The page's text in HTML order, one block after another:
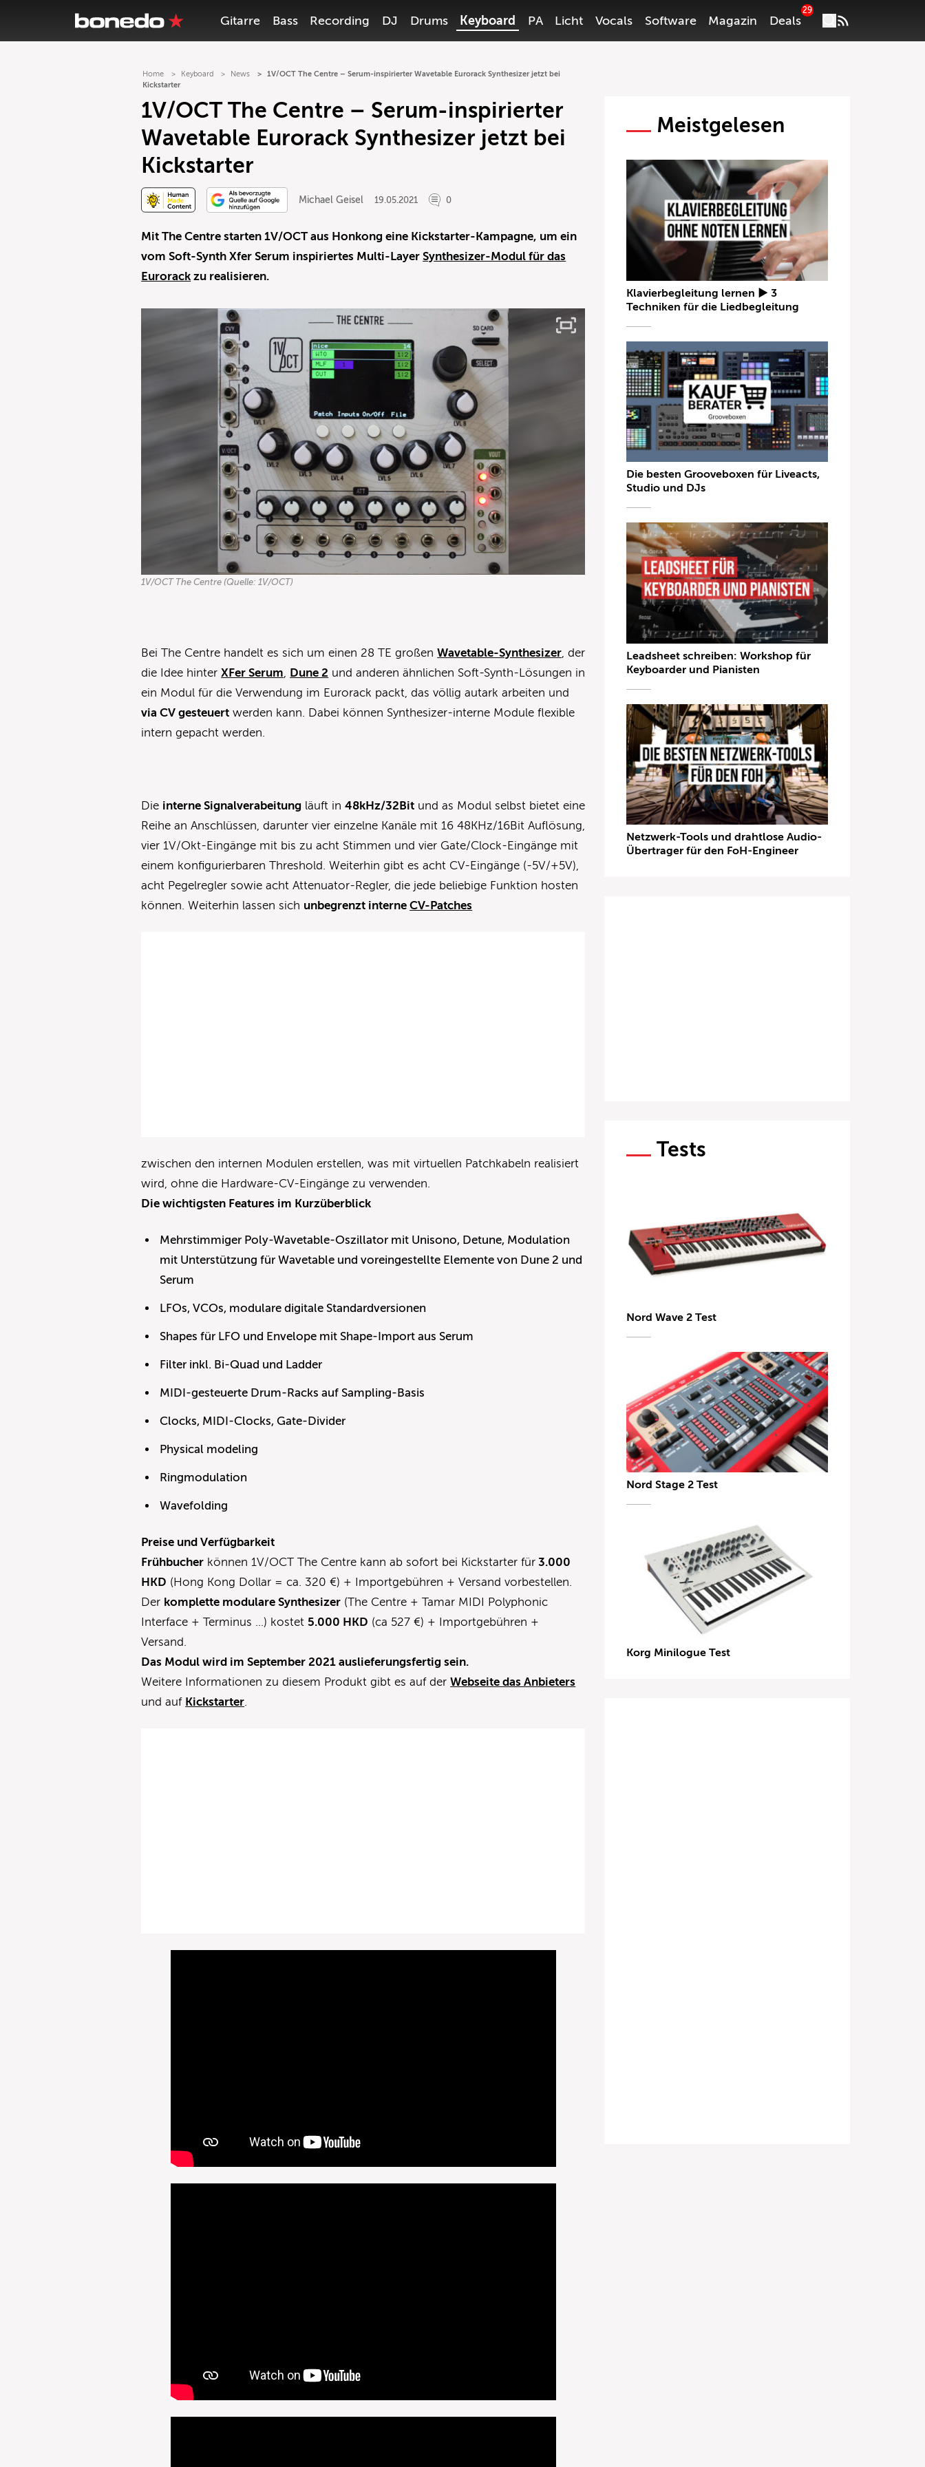
Gitarre Bass Recording DJ Drums Keyboard PA Licht Vocals Software Magazin Deals
29
Home Keyboard News
1V/OCT The Centre – Serum-inspirierter Wavetable Eurorack Synthesizer jetzt bei
Kickstarter
1V/OCT The Centre – Serum-inspirierter
Wavetable Eurorack Synthesizer jetzt bei
Kickstarter
Michael Geisel 19.05.2021 0
Mit The Centre starten 1V/OCT aus Honkong eine Kickstarter-Kampagne, um ein
vom Soft-Synth Xfer Serum inspiriertes Multi-LayerSynthesizer-Modul für das
Eurorack zu realisieren.
1V/OCT The Centre (Quelle: 1V/OCT)
Bei The Centre handelt es sich um einen 28 TE großenWavetable-Synthesizer , der
die Idee hinterXFer Serum Dune 2 und anderen ähnlichen Soft-Synth-Lösungen in
ein Modul für die Verwendung im Eurorack packt, das völlig autark arbeiten und
via CV gesteuert werden kann. Dabei können Synthesizer-interne Module flexible
intern gepacht werden.
Die interne Signalverabeitung läuft in48kHz/32Bit und as Modul selbst bietet eine
Reihe an Anschlüssen, darunter vier einzelne Kanäle mit 16 48KHz/16Bit Auflösung,
vier 1V/Okt-Eingänge mit bis zu acht Stimmen und vier Gate/Clock-Eingänge mit
einem konfigurierbaren Threshold. Weiterhin gibt es acht CV-Eingänge (-5V/+5V),
acht Pegelregler sowie acht Attenuator-Regler, die jede beliebige Funktion hosten
können. Weiterhin lassen sich unbegrenzt interneCV-Patches
zwischen den internen Modulen erstellen, was mit virtuellen Patchkabeln realisiert
wird, ohne die Hardware-CV-Eingänge zu verwenden.
Die wichtigsten Features im Kurzüberblick
Mehrstimmiger Poly-Wavetable-Oszillator mit Unisono, Detune, Modulation
mit Unterstützung für Wavetable und voreingestellte Elemente von Dune 2 und
Serum
LFOs, VCOs, modulare digitale Standardversionen
Shapes für LFO und Envelope mit Shape-Import aus Serum
Filter inkl. Bi-Quad und Ladder
MIDI-gesteuerte Drum-Racks auf Sampling-Basis
Clocks, MIDI-Clocks, Gate-Divider
Physical modeling
Ringmodulation
Wavefolding
Preise und Verfügbarkeit
Frühbucher können 1V/OCT The Centre kann ab sofort bei Kickstarter für 3.000
HKD (Hong Kong Dollar = ca. 320 €) + Importgebühren + Versand vorbestellen.
Der komplette modulare Synthesizer (The Centre + Tamar MIDI Polyphonic
Interface + Terminus …) kostet 5.000 HKD (ca 527 €) + Importgebühren +
Versand.
Das Modul wird im September 2021 auslieferungsfertig sein.
Weitere Informationen zu diesem Produkt gibt es auf derWebseite das Anbieters
und auf Kickstarter
Meistgelesen
Klavierbegleitung lernen ► 3
Techniken für die Liedbegleitung
Die besten Grooveboxen für Liveacts,
Studio und DJs
Leadsheet schreiben: Workshop für
Keyboarder und Pianisten
Netzwerk-Tools und drahtlose Audio-
Übertrager für den FoH-Engineer
Tests
Nord Wave 2 Test
Nord Stage 2 Test
Korg Minilogue Test